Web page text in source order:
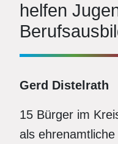
helfen
Gerd Distelrath
15 Bürger im
als